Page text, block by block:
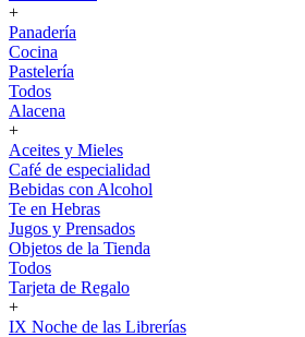
+
Panadería
Cocina
Pastelería
Todos
Alacena
+
Aceites y Mieles
Café de especialidad
Bebidas con Alcohol
Te en Hebras
Jugos y Prensados
Objetos de la Tienda
Todos
Tarjeta de Regalo
+
IX Noche de las Librerías